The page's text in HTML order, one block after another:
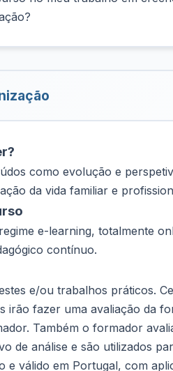
como evolução e
da vida familiar e
e-learning, totalmente
contínuo.
e/ou trabalhos práticos.
irão fazer uma avaliação da
Também o formador
de análise e são utilizados
e válido em Portugal, com